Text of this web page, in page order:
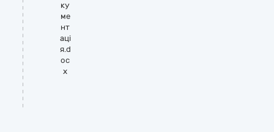
ку
ме
нт
аці
я.d
oc
x